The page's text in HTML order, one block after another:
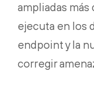
ampliadas
ejecuta en los
endpoint y la
corregir